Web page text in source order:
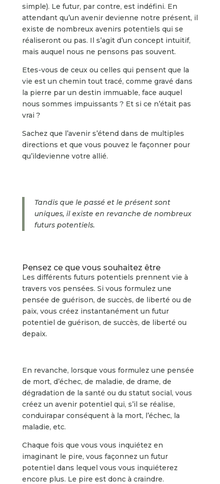
simple). Le futur, par contre, est indéfini. En
attendant qu’un avenir devienne notre présent, il
existe de nombreux avenirs potentiels qui se
réaliseront ou pas. Il s’agit d’un concept intuitif,
mais auquel nous ne pensons pas souvent.
Etes-vous de ceux ou celles qui pensent que la
vie est un chemin tout tracé, comme gravé dans
la pierre par un destin immuable, face auquel
nous sommes impuissants ? Et si ce n’était pas
vrai ?
Sachez que l’avenir s’étend dans de multiples
directions et que vous pouvez le façonner pour
qu’ildevienne votre allié.
Tandis que le passé et le présent sont
uniques, il existe en revanche de nombreux
futurs potentiels.
Pensez ce que vous souhaitez être
Les différents futurs potentiels prennent vie à
travers vos pensées. Si vous formulez une
pensée de guérison, de succès, de liberté ou de
paix, vous créez instantanément un futur
potentiel de guérison, de succès, de liberté ou
depaix.
En revanche, lorsque vous formulez une pensée
de mort, d’échec, de maladie, de drame, de
dégradation de la santé ou du statut social, vous
créez un avenir potentiel qui, s’il se réalise,
conduirapar conséquent à la mort, l’échec, la
maladie, etc.
Chaque fois que vous vous inquiétez en
imaginant le pire, vous façonnez un futur
potentiel dans lequel vous vous inquiéterez
encore plus. Le pire est donc à craindre.